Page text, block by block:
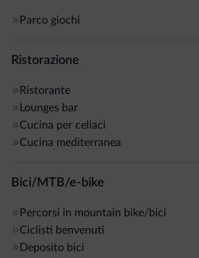
Parco giochi
Ristorazione
Ristorante
Lounges bar
Cucina per celiaci
Cucina mediterranea
Bici/MTB/e-bike
Percorsi in mountain bike/bici
Ciclisti benvenuti
Deposito bici